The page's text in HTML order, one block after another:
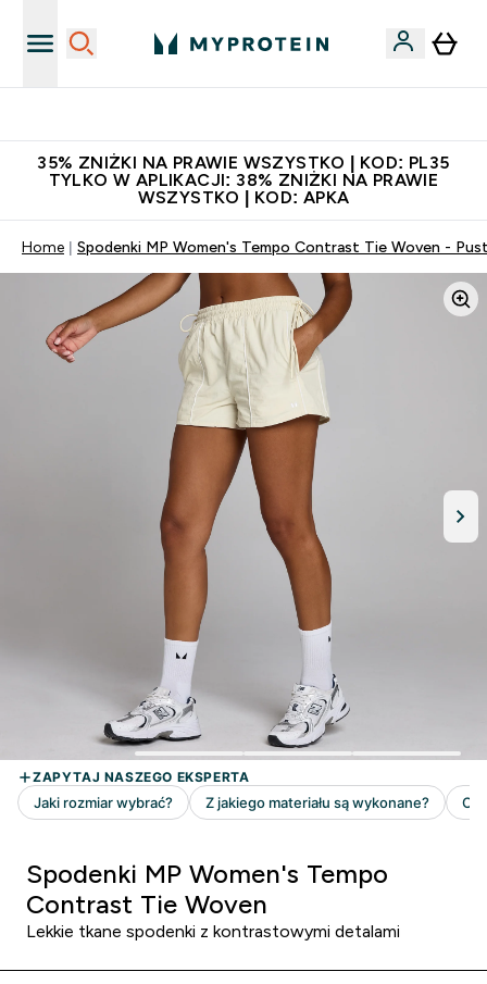
35% ZNIŻKI NA PRAWIE WSZYSTKO | KOD: PL35
TYLKO W APLIKACJI: 38% ZNIŻKI NA PRAWIE
WSZYSTKO | KOD: APKA
Home Spodenki MP Women's Tempo Contrast Tie Woven -
Spodenki MP Women's Tempo
Contrast Tie Woven
Lekkie tkane spodenki z kontrastowymi detalami